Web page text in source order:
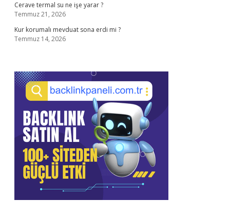
Cerave termal su ne işe yarar ?
Temmuz 21, 2026
Kur korumalı mevduat sona erdi mi ?
Temmuz 14, 2026